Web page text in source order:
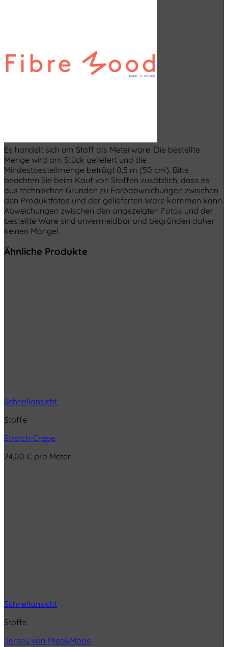
Es handelt sich um Stoff als Meterware. Die bestellte
Menge wird am Stück geliefert und die
Mindestbestellmenge beträgt 0,5 m (50 cm). Bitte
beachten Sie beim Kauf von Stoffen zusätzlich, dass es
aus technischen Gründen zu Farbabweichungen zwischen
den Produktfotos und der gelieferten Ware kommen kann.
Abweichungen zwischen den angezeigten Fotos und der
bestellte Ware sind unvermeidbar und begründen daher
keinen Mangel.
Ähnliche Produkte
Schnellansicht
Stoffe
Stretch-Crepe
24,00 € pro Meter
Schnellansicht
Stoffe
Jersey von Mies&Moos